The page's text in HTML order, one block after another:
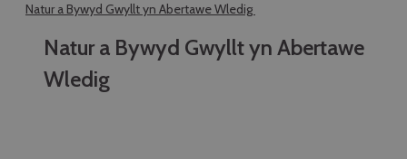
Natur a Bywyd Gwyllt yn Abertawe Wledig
Natur a Bywyd Gwyllt yn Abertawe
Wledig